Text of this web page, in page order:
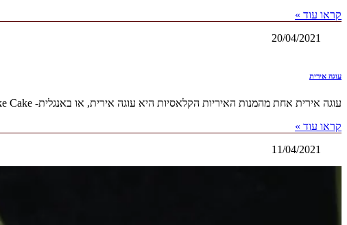
קראו עוד »
20/04/2021
עוגה אירית
עוגה אירית אחת מהמנות האיריות הקלאסיות היא עוגה אירית, או באנגלית- Wake Cake לכל המתכונים המצרכים: 3/4 כוסות חמאה לא מלוחה, בטמפרטורת החדר 1 כוס
קראו עוד »
11/04/2021